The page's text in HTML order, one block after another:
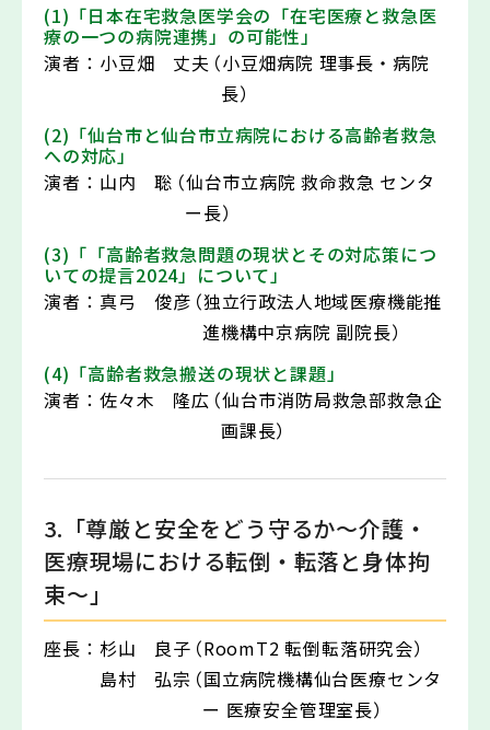
(1)「日本在宅救急医学会の「在宅医療と救急医
療の一つの病院連携」の可能性」
演者： 小豆畑 丈夫（小豆畑病院 理事長・病院
長）
(2)「仙台市と仙台市立病院における高齢者救急
への対応」
演者： 山内 聡（仙台市立病院 救命救急 センタ
ー長）
(3)「「高齢者救急問題の現状とその対応策につ
いての提言2024」について」
演者： 真弓 俊彦（独立行政法人地域医療機能推
進機構中京病院 副院長）
(4)「高齢者救急搬送の現状と課題」
演者： 佐々木 隆広（仙台市消防局救急部救急企
画課長）
3.「尊厳と安全をどう守るか～介護・
医療現場における転倒・転落と身体拘
束～」
座長： 杉山 良子（RoomT2 転倒転落研究会）
島村 弘宗（国立病院機構仙台医療センタ
ー 医療安全管理室長）